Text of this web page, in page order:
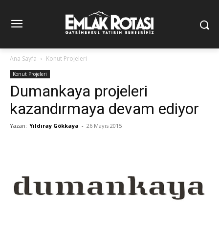
Ana Sayfa Konut Projeleri
Konut Projeleri
Dumankaya projeleri
kazandırmaya devam ediyor
Yazan: Yıldıray Gökkaya - 26 Mayıs 2015